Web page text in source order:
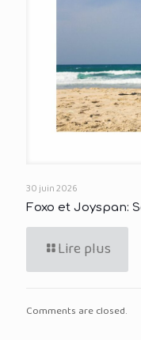
30 juin 2026
Foxo et Joyspan:
Lire plus
Comments are closed.